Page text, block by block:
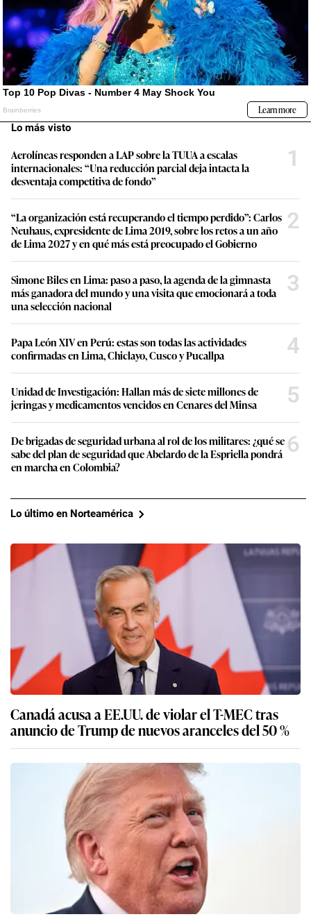
Lo más visto
Aerolíneas responden a LAP sobre la TUUA a escalas
internacionales: “Una reducción parcial deja intacta la
desventaja competitiva de fondo”
1
“La organización está recuperando el tiempo perdido”: Carlos
Neuhaus, expresidente de Lima 2019, sobre los retos a un año
de Lima 2027 y en qué más está preocupado el Gobierno
2
Simone Biles en Lima: paso a paso, la agenda de la gimnasta
más ganadora del mundo y una visita que emocionará a toda
una selección nacional
3
Papa León XIV en Perú: estas son todas las actividades
confirmadas en Lima, Chiclayo, Cusco y Pucallpa
4
Unidad de Investigación: Hallan más de siete millones de
jeringas y medicamentos vencidos en Cenares del Minsa
5
De brigadas de seguridad urbana al rol de los militares: ¿qué se
sabe del plan de seguridad que Abelardo de la Espriella pondrá
en marcha en Colombia?
6
Lo último en Norteamérica
Canadá acusa a EE.UU. de violar el T-MEC tras
anuncio de Trump de nuevos aranceles del 50 %